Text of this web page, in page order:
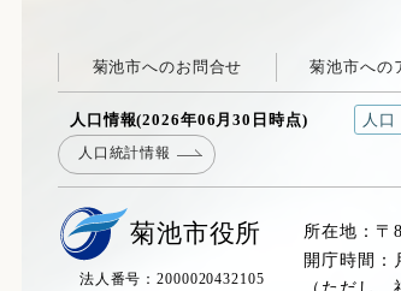
菊池市へのお問合せ 菊池市への
人口情報(2026年06月30日時点) 人口
人口統計情報
菊池市役所
法人番号：2000020432105
所在地：〒
開庁時間：